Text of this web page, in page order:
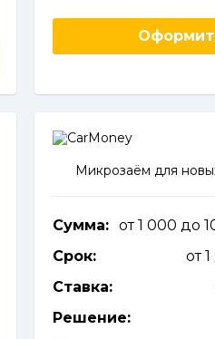
Микрозаём для
Сумма: от 1 000 до
Срок:
от
Ставка:
Решение: